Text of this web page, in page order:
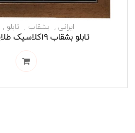
ایرانی بشقاب تابلو
تابلو بشقاب 19کلاسیک طلایی -30*30